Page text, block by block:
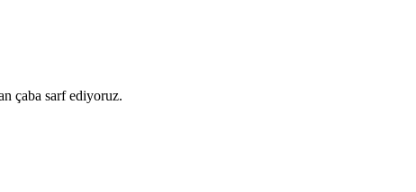
çaba sarf ediyoruz.